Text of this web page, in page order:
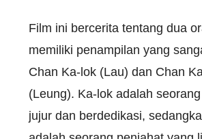
Film ini bercerita tentang dua
memiliki penampilan yang
Chan Ka-lok (Lau) dan Chan
(Leung). Ka-lok adalah
jujur dan berdedikasi,